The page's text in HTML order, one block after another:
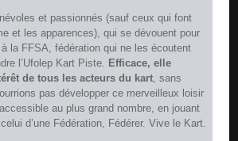
et passionnés (sauf ceux qui font
et les apparences), qui se dévouent pour
la FFSA, fédération qui ne les écoutent
l’Ufolep Kart Piste. Efficace, elle
de tous les acteurs du kart , sans
pas développer ce merveilleux loisir
au plus grand nombre, en jouant
d’une Fédération, Fédérer. Vive le Kart.